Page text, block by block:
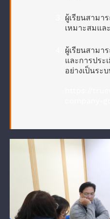
ผู้เรียนสามา
เหมาะสมแล
ผู้เรียนสามา
และการประ
อย่างเป็นระ
https://